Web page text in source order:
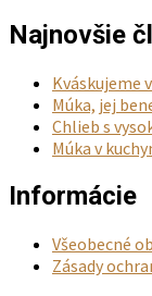
Najnovšie
Kváskujeme
Múka, jej
Chlieb s
Múka v
Informácie
Všeobecné
Zásady